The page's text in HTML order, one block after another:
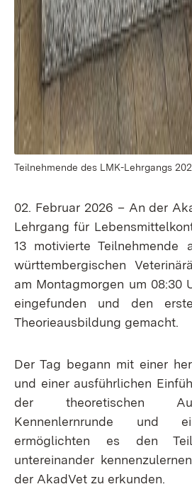
Teilnehmende des LMK-Lehrgangs
02. Februar 2026 – An der
Lehrgang für
13 motivierte Teilnehmende
württembergischen
am Montagmorgen um 08:30
eingefunden und den
Theorieausbildung gemacht.
Der Tag begann mit einer
und einer ausführlichen
der theoretischen
Kennenlernrunde und
ermöglichten es den
untereinander
der AkadVet zu erkunden.